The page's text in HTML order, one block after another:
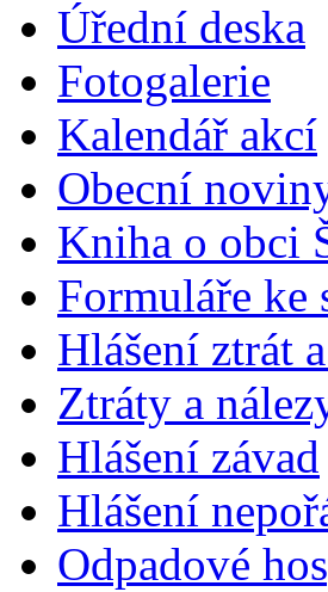
Úřední deska
Fotogalerie
Kalendář akcí
Obecní
Kniha o obci
Formuláře ke
Hlášení ztrát
Ztráty a
Hlášení závad
Hlášení
Odpadové